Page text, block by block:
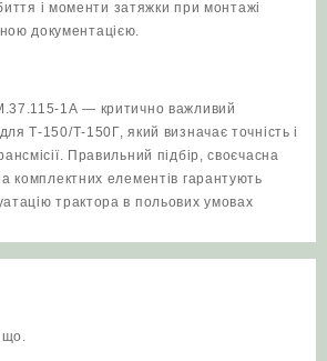
і моменти затяжки при монтажі
документацією.
1А — критично важливий
Т‑150/Т‑150Г, який визначає точність і
Правильний підбір, своєчасна
комплектних елементів гарантують
трактора в польових умовах